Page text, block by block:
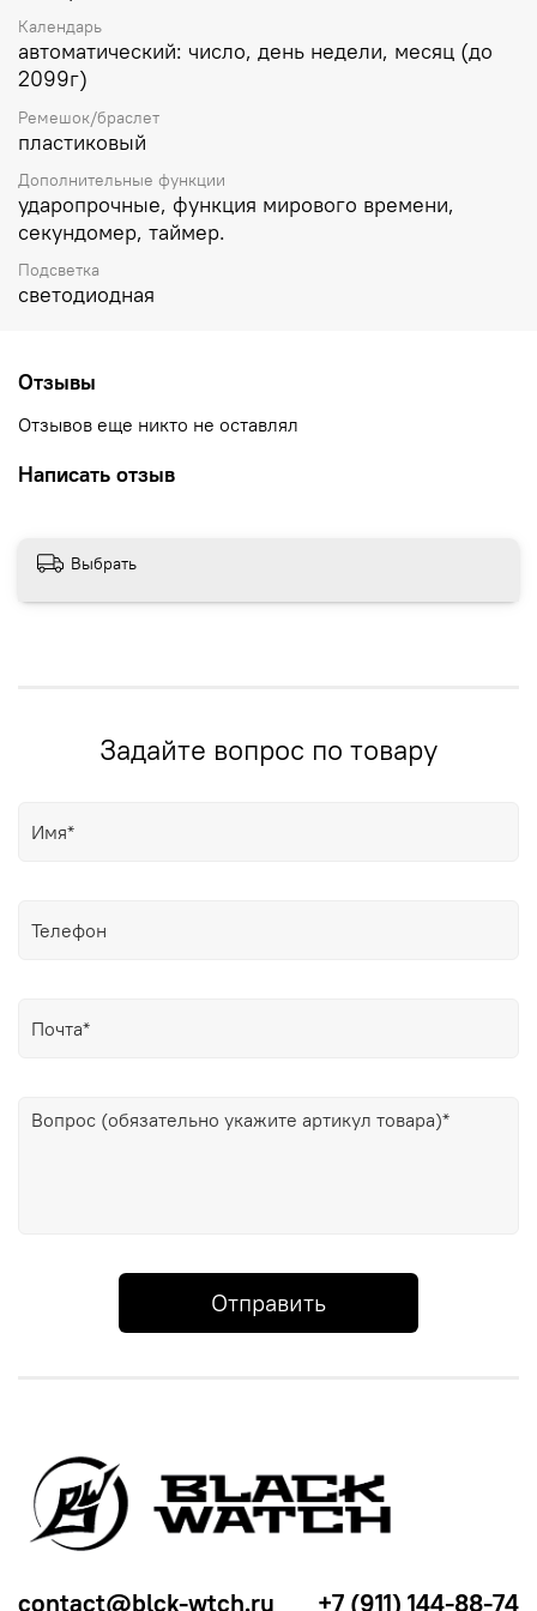
Календарь
автоматический: число, день недели, месяц (до
2099г)
Ремешок/браслет
пластиковый
Дополнительные функции
ударопрочные, функция мирового времени,
секундомер, таймер.
Подсветка
светодиодная
Отзывы
Отзывов еще никто не оставлял
Написать отзыв
Выбрать
Задайте вопрос по товару
Отправить
contact@blck-wtch.ru +7 (911) 144-88-74